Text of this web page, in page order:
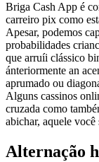
Briga Cash App é
carreiro pix como
Apesar, podemos
probabilidades
que arruíi clássico
ánteriormente an
aprumado ou
Alguns cassinos
cruzada como
abichar, aquele
Alternação